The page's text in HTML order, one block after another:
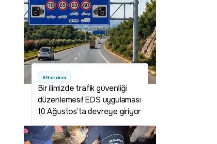
#Gündem
Bir ilimizde trafik güvenliği
düzenlemesi! EDS uygulaması
10 Ağustos’ta devreye giriyor